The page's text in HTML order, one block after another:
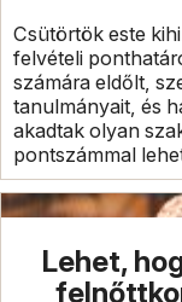
Csütörtök este
felvételi
számára eldőlt,
tanulmányait, és
akadtak olyan
pontszámmal
Lehet,